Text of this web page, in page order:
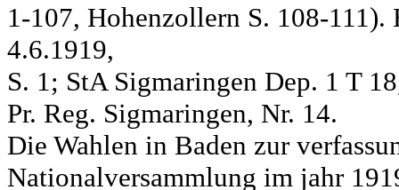
1-107, Hohenzollern S. 108-
4.6.1919,
S. 1; StA Sigmaringen Dep. 1 T
Pr. Reg. Sigmaringen, Nr. 14.
Die Wahlen in Baden zur
Nationalversammlung im jahr